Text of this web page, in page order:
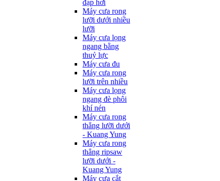
đạp hơi
Máy cưa rong
lưỡi dưới nhiều
lưỡi
Máy cưa lọng
ngang bằng
thuỷ lực
Máy cưa đu
Máy cưa rong
lưỡi trên nhiều
Máy cưa lọng
ngang đè phôi
khí nén
Máy cưa rong
thẳng lưỡi dưới
- Kuang Yung
Máy cưa rong
thẳng ripsaw
lưỡi dưới -
Kuang Yung
Máy cưa cắt